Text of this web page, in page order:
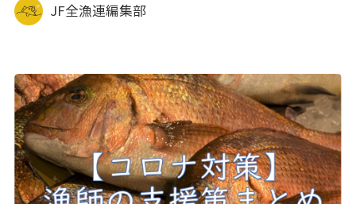
JF全漁連編集部